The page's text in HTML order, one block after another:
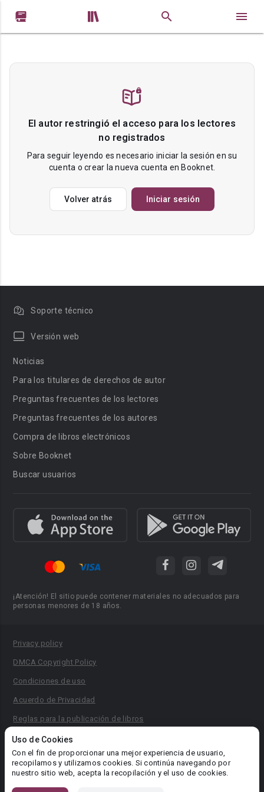
 
El autor restringió el acceso para los lectores
no registrados
Para seguir leyendo es necesario iniciar la sesión en su
cuenta o crear la nueva cuenta en Booknet.
Volver atrás Iniciar sesión
Uso de Cookies
Con el fin de proporcionar una mejor experiencia de usuario,
recopilamos y utilizamos cookies. Si continúa navegando por
nuestro sitio web, acepta la recopilación y el uso de cookies.
Soporte técnico
Versión web
Noticias
Para los titulares de derechos de autor
Preguntas frecuentes de los lectores
Preguntas frecuentes de los autores
Compra de libros electrónicos
Sobre Booknet
Buscar usuarios
¡Atención! El sitio puede contener materiales no adecuados para
personas menores de 18 años.
Privacy policy
DMCA Copyright Policy
Condiciones de uso
Acuerdo de Privacidad
Reglas para la publicación de libros
Área RR.PP.: pr@booknet.com
© 2026 Booknet. Todos los derechos reservados.